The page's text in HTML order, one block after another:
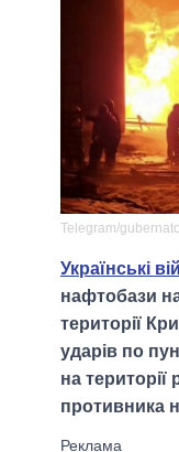
Telegram/
Українські
нафтобази
території
ударів по
на
противника